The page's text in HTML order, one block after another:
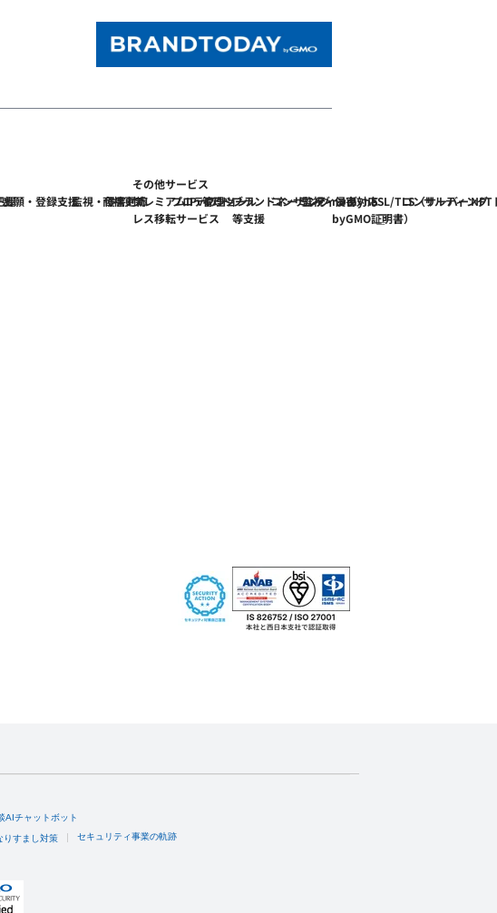
握 監視・侵害対応 プロテクション コンサルティング
SSL/TLS（サーバー
証明書）
NFT
出願・登録支援 商標更新 管理ツール 監視・侵害対応 コンサルティング
その他サービス
プレミアムIPv4アド
レス移転サービス
ブランドネーミング
等支援
nomyne
byGMO
AIチャットボット
りすまし対策 セキュリティ事業の軌跡